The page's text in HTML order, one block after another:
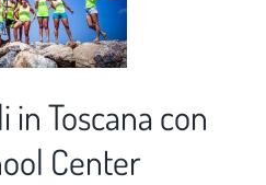
in Toscana con
Center